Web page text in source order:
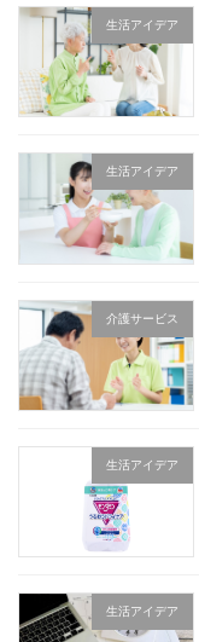
生活アイデア
生活アイデア
介護サービス
生活アイデア
生活アイデア